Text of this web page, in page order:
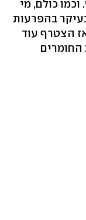
כולם, מי
בהפרעות
הצטרף עוד
החומרים